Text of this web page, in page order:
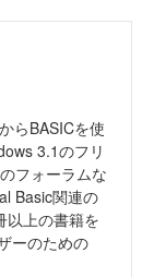
らBASICを使
3.1のフリ
フォーラムな
Basic関連の
以上の書籍を
ーのための